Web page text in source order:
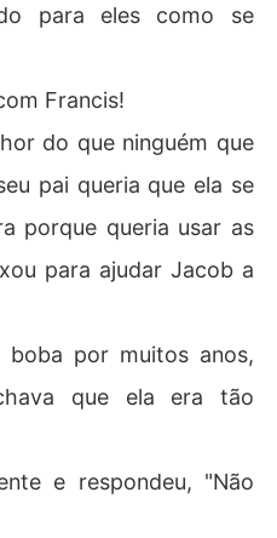
para eles como se
Francis!
do que ninguém que
pai queria que ela se
porque queria usar as
para ajudar Jacob a
por muitos anos,
que ela era tão
e respondeu, "Não